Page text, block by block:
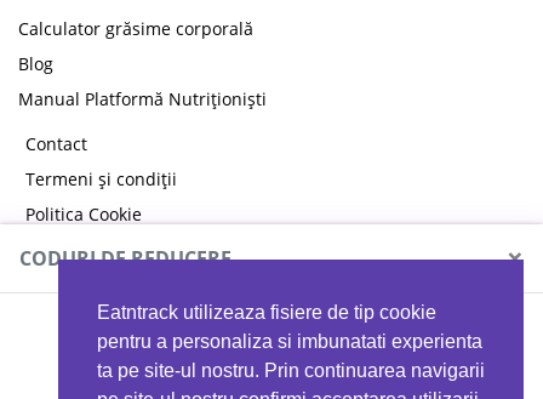
Eatntrack utilizeaza fisiere de tip cookie
pentru a personaliza si imbunatati experienta
ta pe site-ul nostru. Prin continuarea navigarii
Calculator grăsime corporală
Blog
Manual Platformă Nutriționiști
Contact
Termeni și condiții
Politica Cookie
Politica de confidențialitate
CODURI DE REDUCERE ×
MYPROTEIN